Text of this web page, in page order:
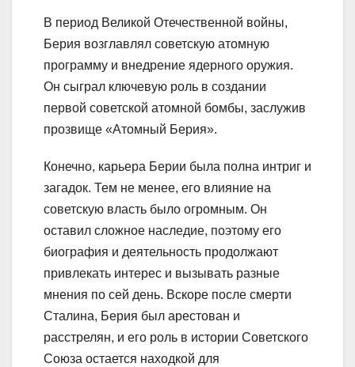
В период Великой Отечественной войны,
Берия возглавлял советскую атомную
программу и внедрение ядерного оружия.
Он сыграл ключевую роль в создании
первой советской атомной бомбы, заслужив
прозвище «Атомный Берия».
Конечно, карьера Берии была полна интриг и
загадок. Тем не менее, его влияние на
советскую власть было огромным. Он
оставил сложное наследие, поэтому его
биография и деятельность продолжают
привлекать интерес и вызывать разные
мнения по сей день. Вскоре после смерти
Сталина, Берия был арестован и
расстрелян, и его роль в истории Советского
Союза остается находкой для